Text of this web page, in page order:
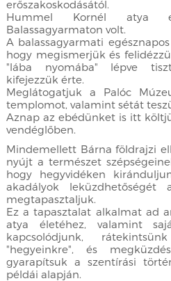
erőszakoskodásától.
Hummel Kornél atya
Balassagyarmaton volt.
A balassagyarmati
hogy megismerjük és
"lába nyomába" lépve
kifejezzük érte.
Meglátogatjuk a Palóc
templomot, valamint sétát
Aznap az ebédünket is itt
vendéglőben.
Mindemellett Bárna földrajzi
nyújt a természet
hogy hegyvidéken
akadályok leküzdhetőségét
megtapasztaljuk.
Ez a tapasztalat alkalmat ad
atya életéhez, valamint
kapcsolódjunk,
"hegyeinkre", és
gyarapítsuk a szentírási
példái alapján.